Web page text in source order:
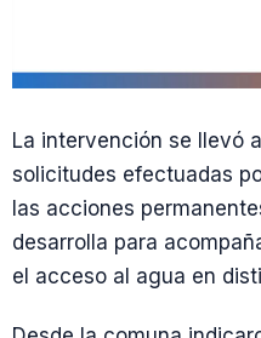
La intervención se llevó
solicitudes efectuadas
las acciones
desarrolla para
el acceso al agua en